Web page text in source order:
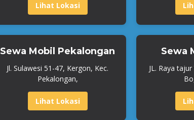
Lihat Lokasi
Sewa Mobil Pekalongan
Jl. Sulawesi 51-47, Kergon, Kec.
Pekalongan,
Lihat Lokasi
Sewa
JL. Raya